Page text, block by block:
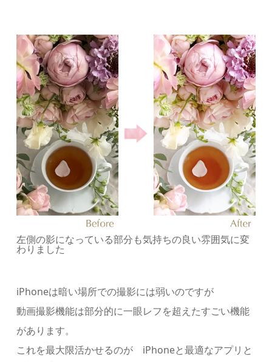
左側の影になっている部分も気持ちの良い雰囲気に変
わりました
iPhoneは暗い場所での撮影には弱いのですが
動画撮影機能は部分的に一眼レフを超えたすごい機能
があります。
これを最大限活かせるのが iPhoneと最適なアプリと